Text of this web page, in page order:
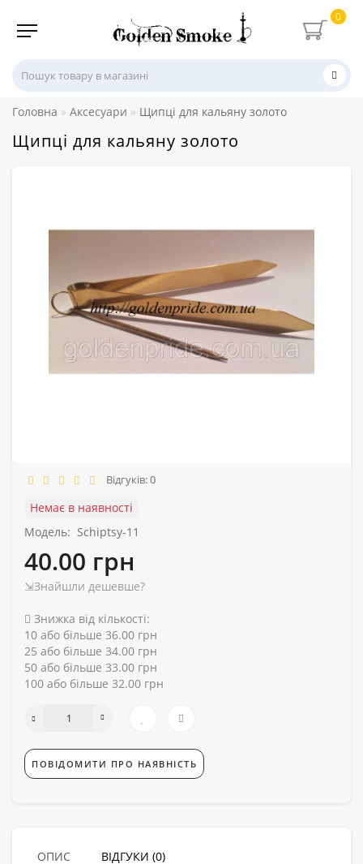
0
Головна Аксесуари Щипці для кальяну золото
Щипці для кальяну золото
Відгуків: 0
Немає в наявності
Модель: Schiptsy-11
40.00 грн
⇲Знайшли дешевше?
Знижка від кількості:
10 або більше 36.00 грн
25 або більше 34.00 грн
50 або більше 33.00 грн
100 або більше 32.00 грн
ПОВІДОМИТИ ПРО НАЯВНІСТЬ
ОПИС ВІДГУКИ (0)